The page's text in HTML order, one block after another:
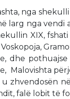
nga
larg nga
XIX,
dhe
Malovishta
u zhvendosën
falë lobit të